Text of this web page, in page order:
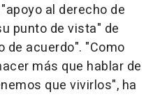
al derecho de
punto de vista" de
de acuerdo". "Como
más que hablar de
que vivirlos", ha